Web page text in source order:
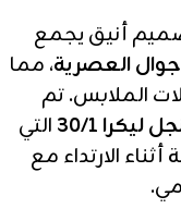
أنيق يجمع
العصرية، مما
الملابس. تم
30/1
التي
الارتداء مع